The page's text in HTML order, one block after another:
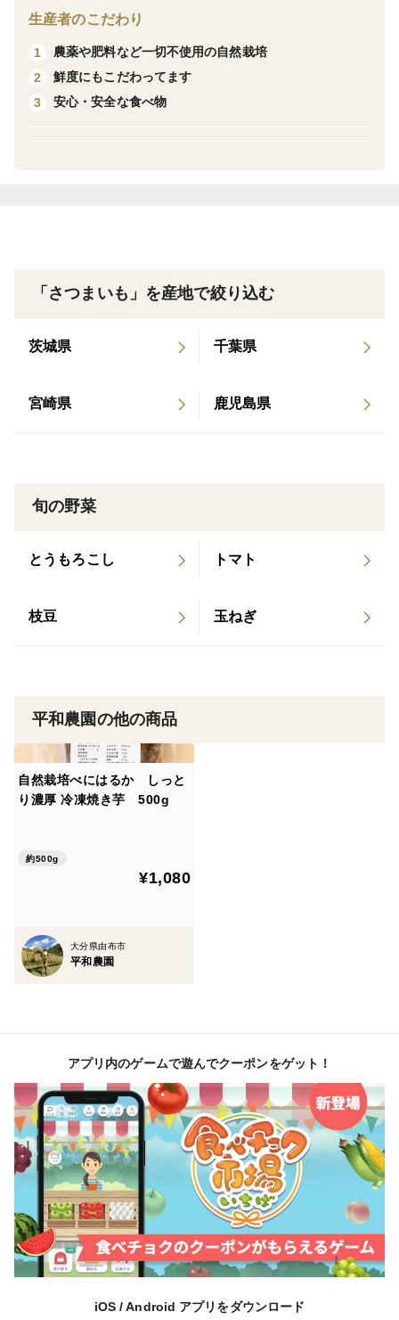
※さつまいもの実の色が黄色と白色があります
味に違いはござまいませんのでご安心ください(写真あ
しっとり滑らかな食感としっかりと甘みがあるべにはる
収穫した後はつねに平均15℃程の蔵で追熟させています
3か月ほど追熟すると甘みが増し食感もしっとりとして
ご家庭でも暗く涼しい所で保管し
貯蔵を良くする為に土付きで保管しています
【産地の特徴】
自然豊かな大分県の中心あたりに位置する由布市にて栽
す
適温10℃～15℃
生産者のこだわり
1
農薬や肥料など一切不使用の自然栽培
2
鮮度にもこだわってます
3
安心・安全な食べ物
「さつまいも」を産地で絞り込む
茨城県 千葉県
宮崎県 鹿児島県
旬の野菜
とうもろこし トマト
枝豆 玉ねぎ
平和農園の他の商品
自然栽培べにはるか しっと
り濃厚 冷凍焼き芋 500g
約500g
¥1,080
大分県由布市
平和農園
アプリ内のゲームで遊んでクーポンをゲット！
iOS / Android アプリをダウンロード